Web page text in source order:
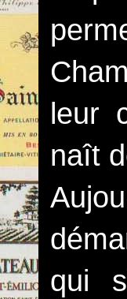
leur
naît
qui